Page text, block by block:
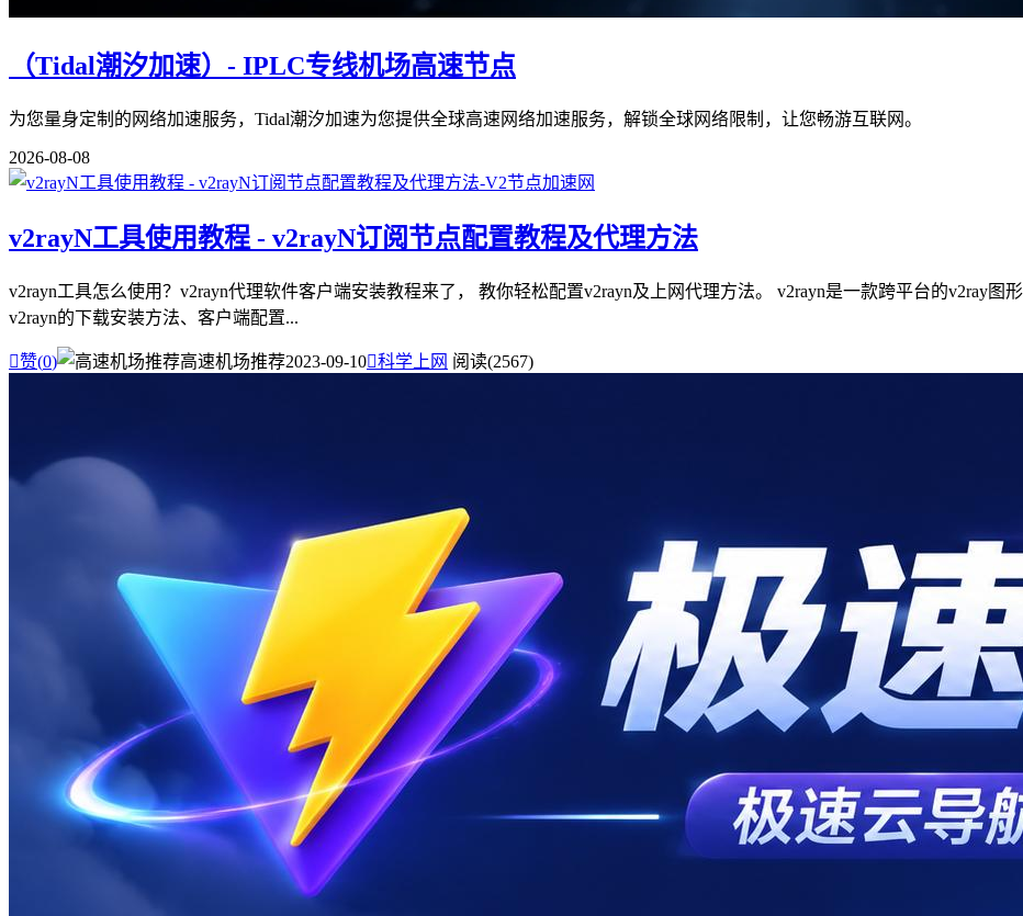
（Tidal潮汐加速）- IPLC专线机场高速节点
为您量身定制的网络加速服务，Tidal潮汐加速为您提供全球高速网络加速服务，解锁全球网络限制，让您畅游互联网。
2026-08-08
v2rayN工具使用教程 - v2rayN订阅节点配置教程及代理方法
v2rayn工具怎么使用？v2rayn代理软件客户端安装教程来了， 教你轻松配置v2rayn及上网代理方法。 v2rayn是一款跨平台的v2ray
v2rayn的下载安装方法、客户端配置...
赞(0) 高速机场推荐2023-09-10科学上网 阅读(2567)